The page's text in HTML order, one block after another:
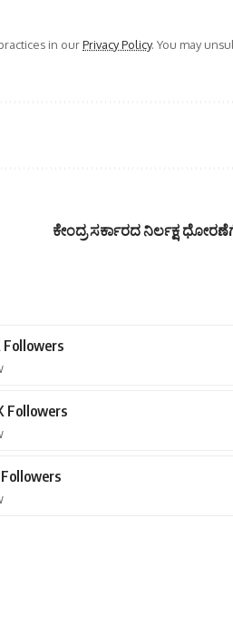
in ourPrivacy Policy. You may
ಕೇಂದ್ರ ಸರ್ಕಾರದ ನಿರ್ಲಕ್ಷ
Followers
Followers
Followers